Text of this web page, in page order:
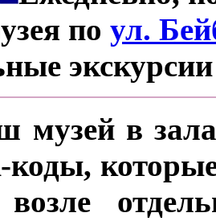
поул.
музей в
коды,